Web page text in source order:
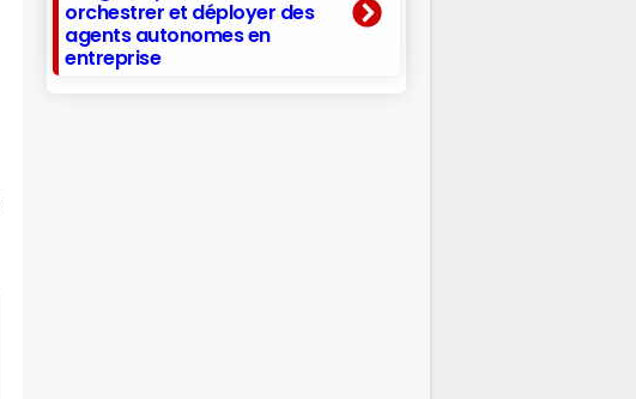
orchestrer et déployer des
agents autonomes en
entreprise